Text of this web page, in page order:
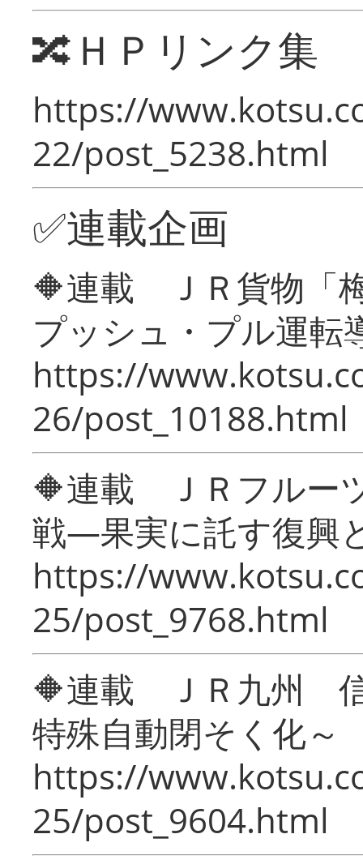
🔀ＨＰリンク集
https://
22/post_5238.html
✅連載企画
🔶連載 ＪＲ貨物「
プッシュ・プル運転
https://
26/post_10188.html
🔶連載 ＪＲフルー
戦―果実に託す復興
https://
25/post_9768.html
🔶連載 ＪＲ九州 信
特殊自動閉そく化～
https://
25/post_9604.html